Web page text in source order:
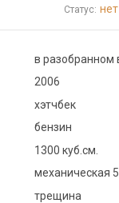
Статус:
в разобранном
2006
хэтчбек
бензин
1300 куб.см.
механическая
трещина